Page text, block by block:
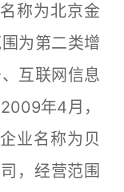
称为北京金
为第二类增
互联网信息
年4月，
业名称为贝
，经营范围